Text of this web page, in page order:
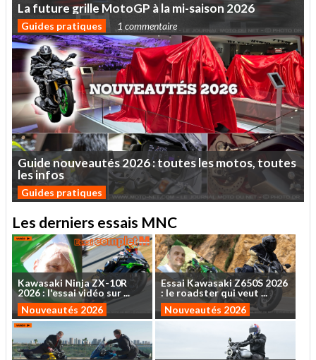
Lafuturegrille MotoGP àlami-saison 2026
Guides pratiques 1 commentaire
Guidenouveautés2026:touteslesmotos,toutes
lesinfos
Guides pratiques
Les derniers essais MNC
Kawasaki NinjaZX-10R
2026: l'essaividéo sur...
Nouveautés 2026
Essai Kawasaki Z650S 2026
: le roadsterquiveut ...
Nouveautés 2026